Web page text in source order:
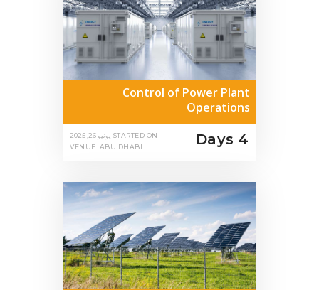
Control of Power Plant
Operations
STARTED ON يونيو 26, 2025
VENUE: ABU DHABI
4 Days